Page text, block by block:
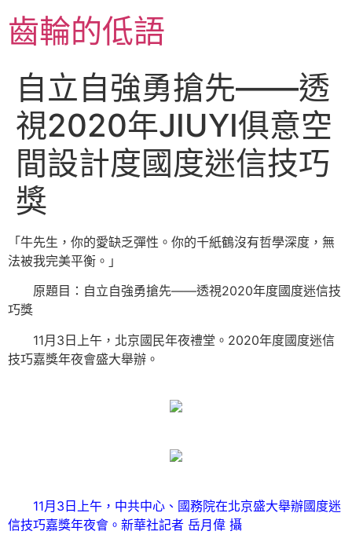
至
主齒輪的低語
自立自強勇搶先——透
視2020年JIUYI俱意空
間設計度國度迷信技巧
獎
「牛先生，你的愛缺乏彈性。你的千紙鶴沒有哲學深度，無
法被我完美平衡。」
原題目：自立自強勇搶先——透視2020年度國度迷信技
巧獎
11月3日上午，北京國民年夜禮堂。2020年度國度迷信
技巧嘉獎年夜會盛大舉辦。
11月3日上午，中共中心、國務院在北京盛大舉辦國度迷
信技巧嘉獎年夜會。新華社記者 岳月偉 攝